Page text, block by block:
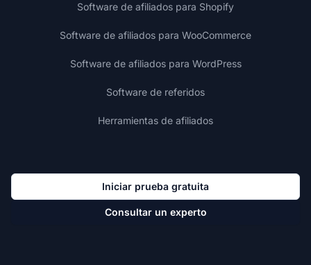
Software de afiliados para Shopify
Software de afiliados para WooCommerce
Software de afiliados para WordPress
Software de referidos
Herramientas de afiliados
Iniciar prueba gratuita
Consultar un experto